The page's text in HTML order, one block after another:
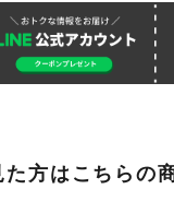
た方はこちらの